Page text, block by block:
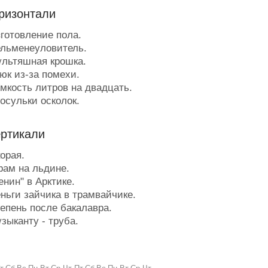
пола.
крошка.
из-за помехи.
литров на двадцать.
осколок.
не владеет, а зал
может.
- к врагу подкоп.
стоящий около десяти
люди в Голливуде.
истеричка.
на льдине.
в Арктике.
зайчика в трамвайчике.
после бакалавра.
- труба.